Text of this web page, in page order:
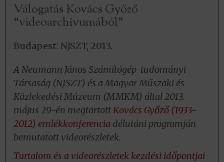
Válogatás Kovács Győző
“videoarchívumából”
Budapest: NJSZT, 2013.
A Neumann János Számítógép-tudományi
Társaság (NJSZT) és a Magyar Műszaki és
Közlekedési Múzeum (MMKM) által 2013.
május 29-én megtartottKovács Győző (1933-
2012) emlékkonferencia délutáni programján
bemutatott videorészletek.
Tartalom és a videorészletek kezdési időpontjai